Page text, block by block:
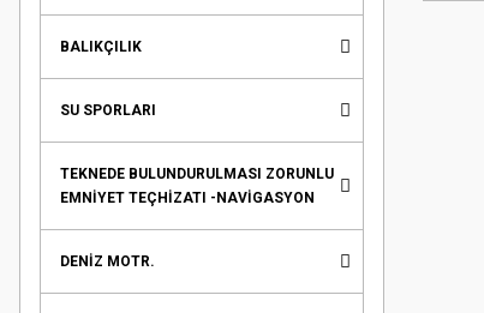
BALIKÇILIK
SU SPORLARI
TEKNEDE BULUNDURULMASI ZORUNLU
EMNİYET TEÇHİZATI -NAVİGASYON
DENİZ MOTR.